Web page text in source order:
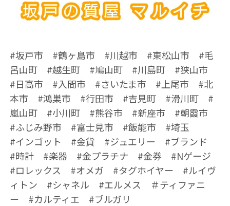
#坂戸市 #鶴ヶ島市 #川越市 #東松山市 #毛
呂山町 #越生町 #鳩山町 #川島町 #狭山市
#日高市 #入間市 #さいたま市 #上尾市 #北
本市 #鴻巣市 #行田市 #吉見町 #滑川町 #
嵐山町 #小川町 #熊谷市 #新座市 #朝霞市
#ふじみ野市 #富士見市 #飯能市 #埼玉
#インゴット #金貨 #ジュエリー #ブランド
#時計 #楽器 #金プラチナ #金券 #Nゲージ
#ロレックス #オメガ #タグホイヤー #ルイヴ
ィトン #シャネル #エルメス ＃ティファニ
ー #カルティエ #ブルガリ